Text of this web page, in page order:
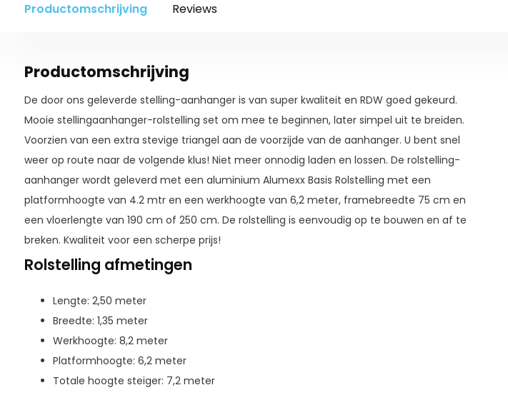
Productomschrijving Reviews
Productomschrijving
De door ons geleverde stelling-aanhanger is van super kwaliteit en RDW goed gekeurd.
Mooie stellingaanhanger-rolstelling set om mee te beginnen, later simpel uit te breiden.
Voorzien van een extra stevige triangel aan de voorzijde van de aanhanger. U bent snel
weer op route naar de volgende klus! Niet meer onnodig laden en lossen. De rolstelling-
aanhanger wordt geleverd met een aluminium Alumexx Basis Rolstelling met een
platformhoogte van 4.2 mtr en een werkhoogte van 6,2 meter, framebreedte 75 cm en
een vloerlengte van 190 cm of 250 cm. De rolstelling is eenvoudig op te bouwen en af te
breken. Kwaliteit voor een scherpe prijs!
Rolstelling afmetingen
Lengte: 2,50 meter
Breedte: 1,35 meter
Werkhoogte: 8,2 meter
Platformhoogte: 6,2 meter
Totale hoogte steiger: 7,2 meter